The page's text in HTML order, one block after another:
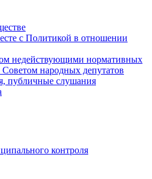
с Политикой в отношении
недействующими нормативных
народных депутатов
публичные слушания
контроля